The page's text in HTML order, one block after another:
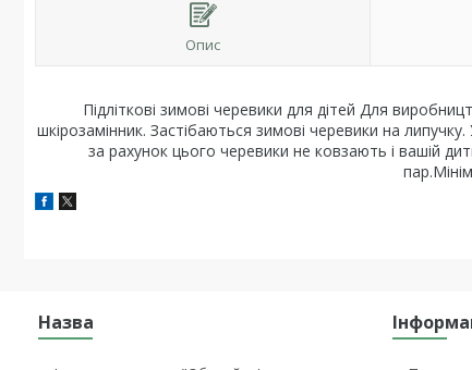
Опис
Підліткові зимові черевики для дітей Для
шкірозамінник. Застібаються зимові черевики на
за рахунок цього черевики не ковзають і вашій
Назва